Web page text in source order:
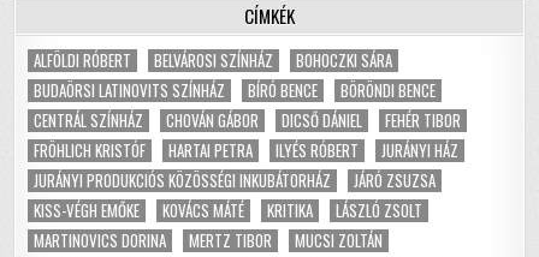
CÍMKÉK
ALFÖLDI RÓBERT BELVÁROSI SZÍNHÁZ
BOHOCZKI SÁRA
BUDAÖRSI LATINOVITS SZÍNHÁZ
BÍRÓ BENCE
BÖRÖNDI BENCE
CENTRÁL SZÍNHÁZ
CHOVÁN GÁBOR DICSŐ DÁNIEL
FEHÉR TIBOR
FRÖHLICH KRISTÓF
HARTAI PETRA ILYÉS RÓBERT
JURÁNYI HÁZ
JURÁNYI PRODUKCIÓS KÖZÖSSÉGI INKUBÁTORHÁZ
JÁRÓ ZSUZSA
KISS-VÉGH EMŐKE
KOVÁCS MÁTÉ KRITIKA
LÁSZLÓ ZSOLT
MARTINOVICS DORINA
MERTZ TIBOR
MUCSI ZOLTÁN